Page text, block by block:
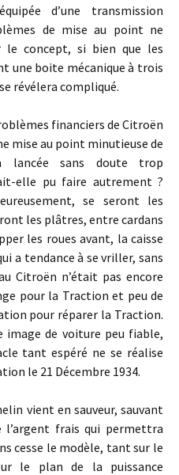
d’une transmission
de mise au point ne
le concept, si bien que les
une boite mécanique à trois
révélera compliqué.
financiers de Citroën
mise au point minutieuse de
lancée sans doute trop
elle pu faire autrement ?
se seront les
les plâtres, entre cardans
les roues avant, la caisse
a tendance à se vriller, sans
Citroën n’était pas encore
pour la Traction et peu de
pour réparer la Traction.
image de voiture peu fiable,
tant espéré ne se réalise
le 21 Décembre 1934.
en sauveur, sauvant
frais qui permettra
cesse le modèle, tant sur le
le plan de la puissance